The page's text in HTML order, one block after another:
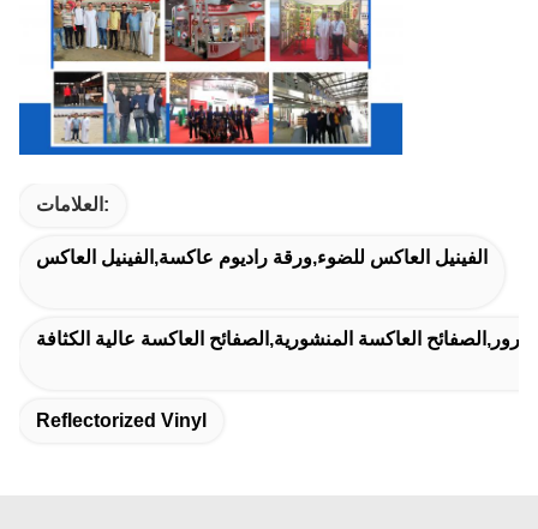
العلامات:
الفينيل العاكس للضوء,ورقة راديوم عاكسة,الفينيل العاكس
العاكسة المنشورية,الصفائح العاكسة عالية الكثافة
Reflectorized Vinyl